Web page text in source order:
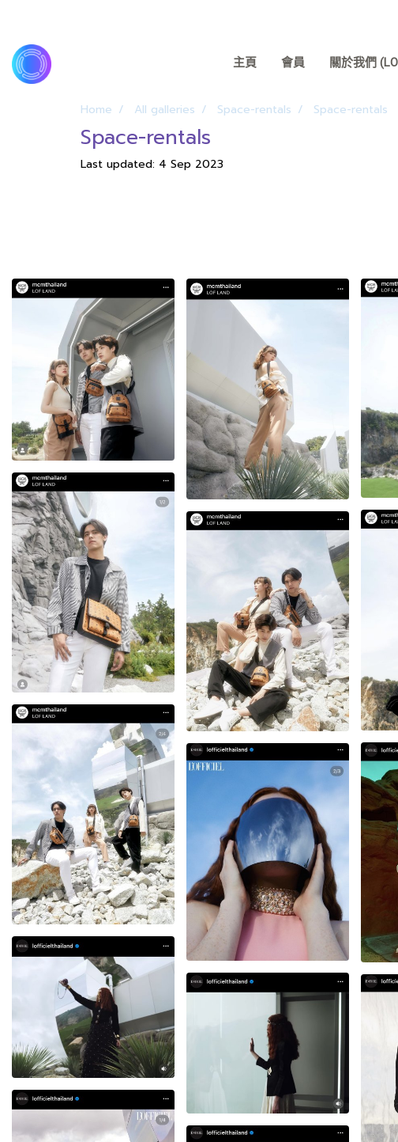
主頁 會員 關於我們
Home All galleries Space-rentals Space-rentals
Space-rentals
Last updated: 4 Sep 2023